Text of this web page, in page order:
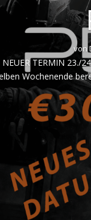
von
NEUER TERMIN 23./
Wochenende